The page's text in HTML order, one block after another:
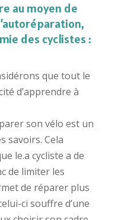
au moyen de
des cyclistes :
que tout le
d’apprendre à
son vélo est un
savoirs. Cela
le.a cycliste a de
de limiter les
de réparer plus
ci souffre d’une